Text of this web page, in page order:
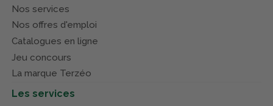
Nos services
Nos offres d'emploi
Catalogues en ligne
Jeu concours
La marque Terzéo
Les services